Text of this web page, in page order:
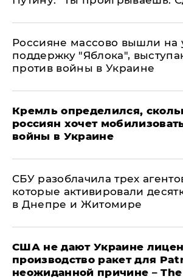
Россияне массово вышли на
поддержку "Яблока",
против войны в Украине
Кремль определился,
россиян хочет
войны в Украине
СБУ разоблачила трех
которые активировали
в Днепре и Житомире
США не дают Украине
производство ракет для
неожиданной причине –